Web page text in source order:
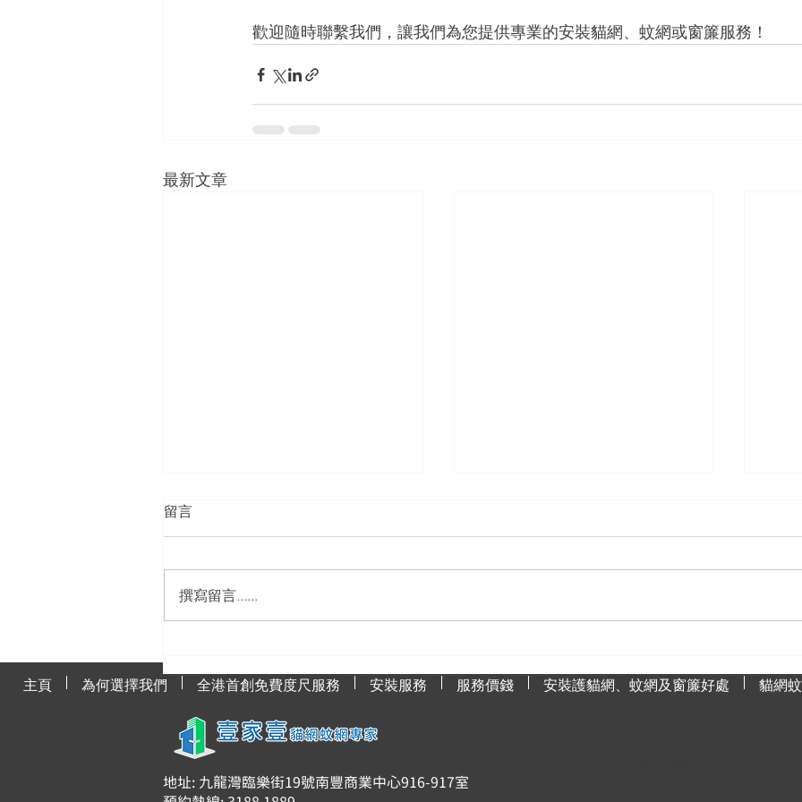
歡迎隨時聯繫我們，讓我們為您提供專業的安裝貓網、蚊網或窗簾服務！
最新文章
貓網與貓咪健康的關聯
選擇？
漬？
留言
撰寫留言......
主頁 為何選擇我們 全港首創免費度尺服務 安裝服務 服務價錢 安裝護貓網、蚊網及窗簾好處 貓網
地址: 九龍灣臨樂街19號南豐商業中心916-917室